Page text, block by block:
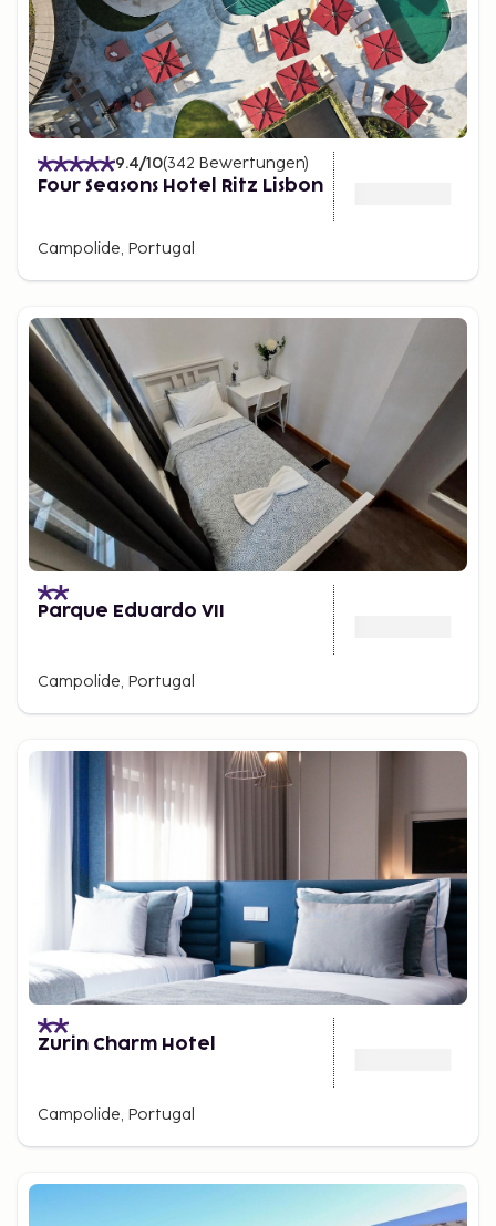
9.4/10(342 Bewertungen)
Four Seasons Hotel Ritz Lisbon
Campolide, Portugal
Parque Eduardo VII
Campolide, Portugal
Zurin Charm Hotel
Campolide, Portugal